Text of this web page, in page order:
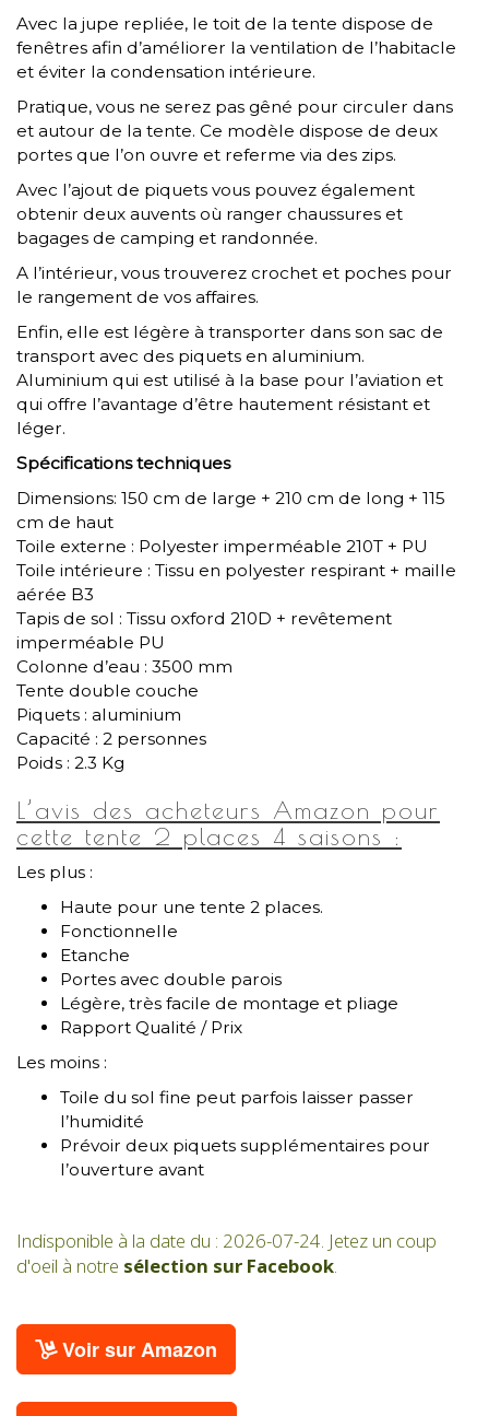
Avec la jupe repliée, le toit de la tente dispose de
fenêtres afin d’améliorer la ventilation de l’habitacle
et éviter la condensation intérieure.
Pratique, vous ne serez pas gêné pour circuler dans
et autour de la tente. Ce modèle dispose de deux
portes que l’on ouvre et referme via des zips.
Avec l’ajout de piquets vous pouvez également
obtenir deux auvents où ranger chaussures et
bagages de camping et randonnée.
A l’intérieur, vous trouverez crochet et poches pour
le rangement de vos affaires.
Enfin, elle est légère à transporter dans son sac de
transport avec des piquets en aluminium.
Aluminium qui est utilisé à la base pour l’aviation et
qui offre l’avantage d’être hautement résistant et
léger.
Spécifications techniques
Dimensions: 150 cm de large + 210 cm de long + 115
cm de haut
Toile externe : Polyester imperméable 210T + PU
Toile intérieure : Tissu en polyester respirant + maille
aérée B3
Tapis de sol : Tissu oxford 210D + revêtement
imperméable PU
Colonne d’eau : 3500 mm
Tente double couche
Piquets : aluminium
Capacité : 2 personnes
Poids : 2.3 Kg
L’avis des acheteurs Amazon pour
cette tente 2 places 4 saisons :
Les plus :
Haute pour une tente 2 places.
Fonctionnelle
Etanche
Portes avec double parois
Légère, très facile de montage et pliage
Rapport Qualité / Prix
Les moins :
Toile du sol fine peut parfois laisser passer
l’humidité
Prévoir deux piquets supplémentaires pour
l’ouverture avant
Indisponible à la date du : 2026-07-24. Jetez un coup
d'oeil à notre sélection sur Facebook
Voir sur Amazon